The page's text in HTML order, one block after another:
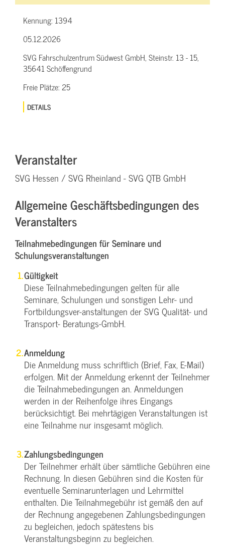
Kennung: 1394
05.12.2026
SVG Fahrschulzentrum Südwest GmbH, Steinstr. 13 - 15,
35641 Schöffengrund
Freie Plätze:25
DETAILS
Veranstalter
SVG Hessen / SVG Rheinland - SVG QTB GmbH
Allgemeine Geschäftsbedingungen des
Veranstalters
Teilnahmebedingungen für Seminare und
Schulungsveranstaltungen
Gültigkeit
Diese Teilnahmebedingungen gelten für alle
Seminare, Schulungen und sonstigen Lehr- und
Fortbildungsver-anstaltungen der SVG Qualität- und
Transport- Beratungs-GmbH.
Anmeldung
Die Anmeldung muss schriftlich (Brief, Fax, E-Mail)
erfolgen. Mit der Anmeldung erkennt der Teilnehmer
die Teilnahmebedingungen an. Anmeldungen
werden in der Reihenfolge ihres Eingangs
berücksichtigt. Bei mehrtägigen Veranstaltungen ist
eine Teilnahme nur insgesamt möglich.
Zahlungsbedingungen
Der Teilnehmer erhält über sämtliche Gebühren eine
Rechnung. In diesen Gebühren sind die Kosten für
eventuelle Seminarunterlagen und Lehrmittel
enthalten. Die Teilnahmegebühr ist gemäß den auf
der Rechnung angegebenen Zahlungsbedingungen
zu begleichen, jedoch spätestens bis
Veranstaltungsbeginn zu begleichen.